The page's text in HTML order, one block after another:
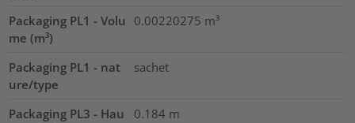
Packaging PL1 - Volu
me (m³)
0.00220275 m³
Packaging PL1 - nat
ure/type
sachet
Packaging PL3 - Hau
0.184 m